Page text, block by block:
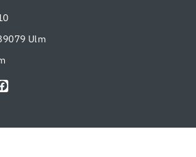
Ulm